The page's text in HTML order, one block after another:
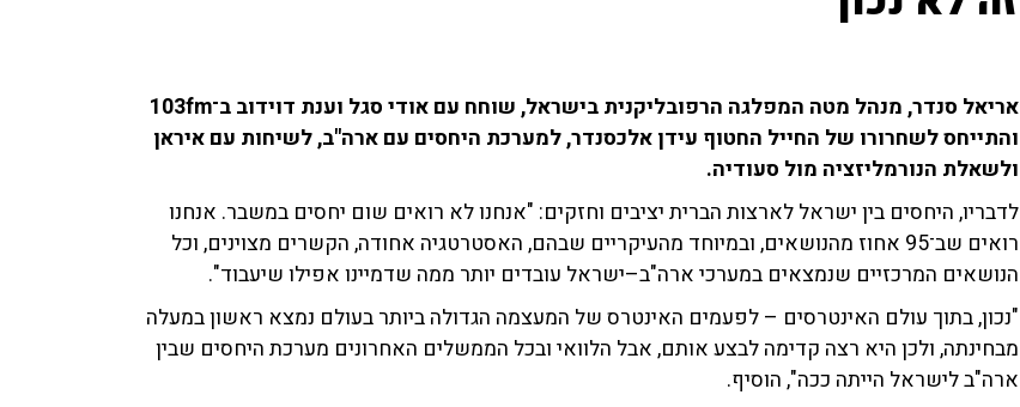
אריאל סנדר, מנהל מטה המפלגה הרפובליקנית בישראל, שוחח עם אודי סגל וענת דוידוב ב־103fm
והתייחס לשחרורו של החייל החטוף עידן אלכסנדר, למערכת היחסים עם ארה"ב, לשיחות עם איראן
ולשאלת הנורמליזציה מול סעודיה.
לדבריו, היחסים בין ישראל לארצות הברית יציבים וחזקים: "אנחנו לא רואים שום יחסים במשבר. אנחנו
רואים שב־95 אחוז מהנושאים, ובמיוחד מהעיקריים שבהם, האסטרטגיה אחודה, הקשרים מצוינים, וכל
הנושאים המרכזיים שנמצאים במערכי ארה"ב–ישראל עובדים יותר ממה שדמיינו אפילו שיעבוד".
"נכון, בתוך עולם האינטרסים – לפעמים האינטרס של המעצמה הגדולה ביותר בעולם נמצא ראשון במעלה
מבחינתה, ולכן היא רצה קדימה לבצע אותם, אבל הלוואי ובכל הממשלים האחרונים מערכת היחסים שבין
ארה"ב לישראל הייתה ככה", הוסיף.